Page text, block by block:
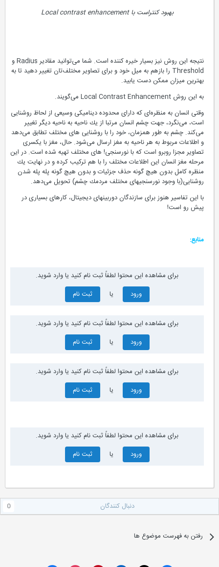
بهبود كنتراست با Local contrast enhancement
نتیجه این روش نیز بسیار خیره كننده است. شما می‌توانید مقادیر Radius و
Threshold را بازهم به میل خود و برای تصاویر مختلف‌تان تغییر دهید تا به
بهترین میزان ممكن دست یابید.
به این روش Local Contrast Enhancement می‌گویند.
وقتی انسان به منظره‌ای كه دارای محدوده دینامیكی وسیعی از لحاظ روشنایی
است، می‌نگرد، جهت چشم انسان مرتبا از یك ناحیه به ناحیه دیگر تغییر
می‌كند. چشم به طور همزمان، خود را با روشنایی های مختلف تطابق می‌دهد
و اطلاعات مربوط به هر ناحیه به مغز ارسال می‌شود. حال، مغز با یكسری
تصاویر مجزا روبرو است كه با نورسنجی! های مختلف تهیه شده است. در این
مرحله مغز انسان این اطلاعات مختلف را با هم تركیب كرده و در نهایت یك
منظره كامل بدون هیچ گونه حذف جزئیات و بدون هیچ گونه پله پله شدن
روشنایی(با وجود نورسنجیهای مختلف مردمك چشم) تحویل می‌دهد.
با این تفاسیر هنوز برای سازندگان دوربینهای دیجیتال، كارهای بسیاری در
پیش رو است!
منابع:
برای مشاهده این محتوا لطفاً ثبت نام کنید یا وارد شوید.
ورود
ثبت نام
برای مشاهده این محتوا لطفاً ثبت نام کنید یا وارد شوید.
ورود
ثبت نام
برای مشاهده این محتوا لطفاً ثبت نام کنید یا وارد شوید.
ورود
ثبت نام
برای مشاهده این محتوا لطفاً ثبت نام کنید یا وارد شوید.
ورود
ثبت نام
دنبال کنندگان
رفتن به فهرست موضوع ها